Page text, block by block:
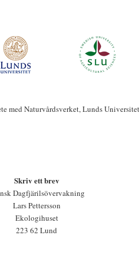
med Naturvårdsverket, Lunds
Skriv ett brev
Dagfjärilsövervakning
Lars Pettersson
Ekologihuset
223 62 Lund